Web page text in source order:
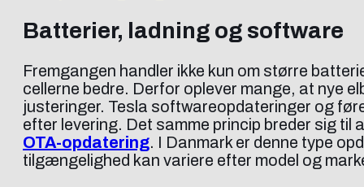
Batterier, ladning og software
Fremgangen handler ikke kun om større
cellerne bedre. Derfor oplever mange, at nye
justeringer. Tesla softwareopdateringer og
efter levering. Det samme princip breder sig
OTA-opdatering. I Danmark er denne type
tilgængelighed kan variere efter model og